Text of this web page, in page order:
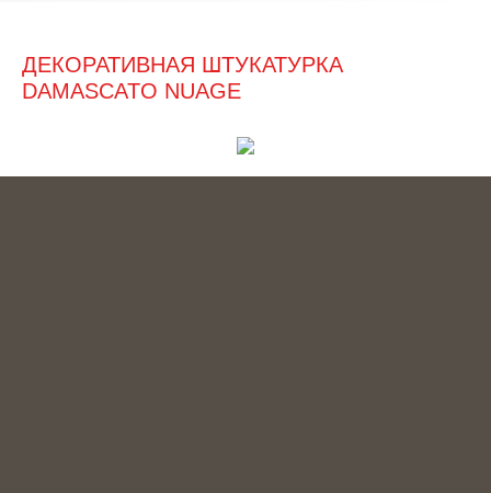
ДЕКОРАТИВНАЯ ШТУКАТУРКА
DAMASCATO NUAGE